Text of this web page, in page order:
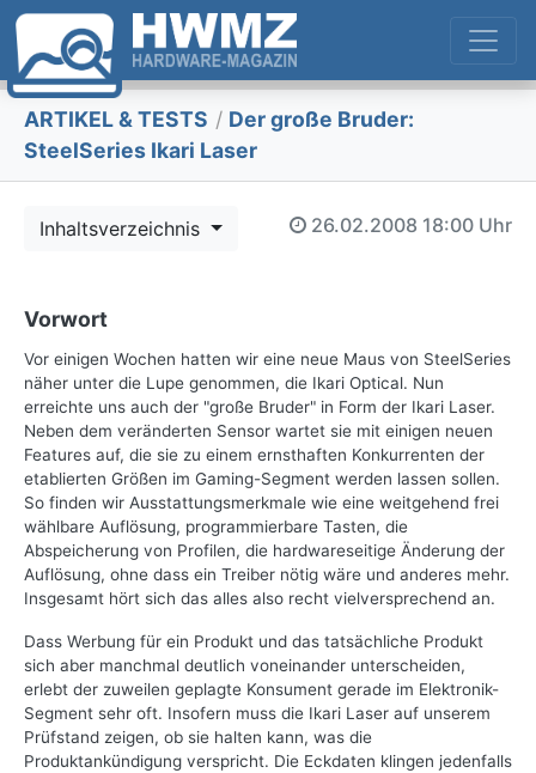
ARTIKEL & TESTS / Der große Bruder:
SteelSeries Ikari Laser
Inhaltsverzeichnis 26.02.2008 18:00 Uhr
Vorwort
Vor einigen Wochen hatten wir eine neue Maus von SteelSeries
näher unter die Lupe genommen, die Ikari Optical. Nun
erreichte uns auch der "große Bruder" in Form der Ikari Laser.
Neben dem veränderten Sensor wartet sie mit einigen neuen
Features auf, die sie zu einem ernsthaften Konkurrenten der
etablierten Größen im Gaming-Segment werden lassen sollen.
So finden wir Ausstattungsmerkmale wie eine weitgehend frei
wählbare Auflösung, programmierbare Tasten, die
Abspeicherung von Profilen, die hardwareseitige Änderung der
Auflösung, ohne dass ein Treiber nötig wäre und anderes mehr.
Insgesamt hört sich das alles also recht vielversprechend an.
Dass Werbung für ein Produkt und das tatsächliche Produkt
sich aber manchmal deutlich voneinander unterscheiden,
erlebt der zuweilen geplagte Konsument gerade im Elektronik-
Segment sehr oft. Insofern muss die Ikari Laser auf unserem
Prüfstand zeigen, ob sie halten kann, was die
Produktankündigung verspricht. Die Eckdaten klingen jedenfalls